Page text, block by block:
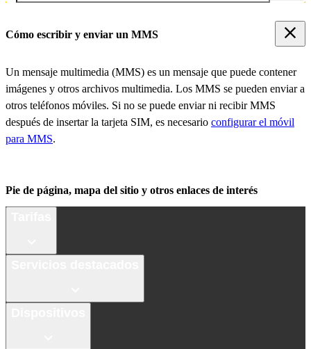
Cómo escribir y enviar un MMS
Un mensaje multimedia (MMS) es un mensaje que puede contener
imágenes y otros archivos multimedia. Los MMS se pueden enviar a
otros teléfonos móviles. Si no se puede enviar ni recibir MMS
después de insertar la tarjeta SIM, es necesario configurar el móvil
para MMS.
Pie de página, mapa del sitio y otros enlaces de interés